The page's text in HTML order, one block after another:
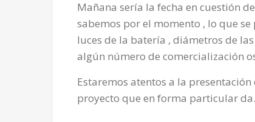
Mañana sería la fecha en cuestión
sabemos por el momento , lo que
luces de la batería , diámetros de
algún número de comercialización
Estaremos atentos a la
proyecto que en forma particular